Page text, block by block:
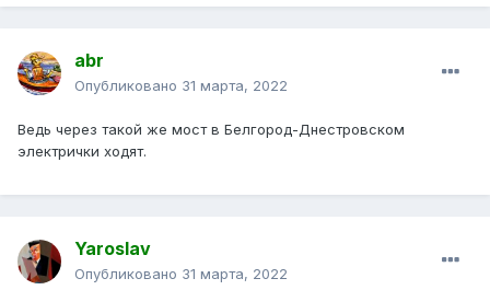
abr
Опубликовано 31 марта, 2022
Ведь через такой же мост в Белгород-Днестровском
электрички ходят.
Yaroslav
Опубликовано 31 марта, 2022